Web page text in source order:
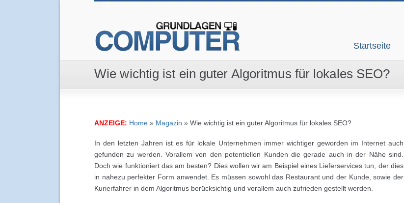
Startseite
Wie wichtig ist ein guter Algoritmus für lokales SEO?
ANZEIGE: Home » Magazin » Wie wichtig ist ein guter Algoritmus für lokales SEO?
In den letzten Jahren ist es für lokale Unternehmen immer wichtiger geworden im Internet auch
gefunden zu werden. Vorallem von den potentiellen Kunden die gerade auch in der Nähe sind.
Doch wie funktioniert das am besten? Dies wollen wir am Beispiel eines Lieferservices tun, der dies
in nahezu perfekter Form anwendet. Es müssen sowohl das Restaurant und der Kunde, sowie der
Kurierfahrer in dem Algoritmus berücksichtig und vorallem auch zufrieden gestellt werden.